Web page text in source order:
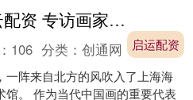
启云配资 专访画家袁武：很多事用“笨”办法去做，反而容易成功
启运配资
106 分类：创通网
一阵来自北方的风吹入了上海海
馆。 作为当代中国画的重要代表